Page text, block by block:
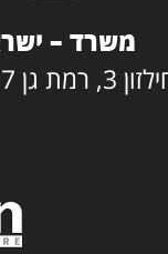
משרד –
גן 5252267